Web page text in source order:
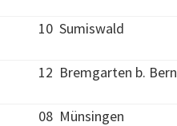
10 Sumiswald
12 Bremgarten b. Bern
08 Münsingen